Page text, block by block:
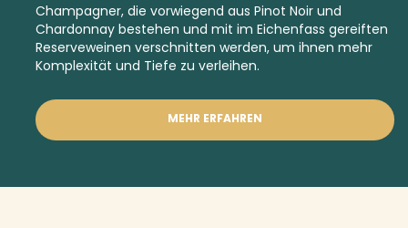
Champagner, die vorwiegend aus Pinot Noir und
Chardonnay bestehen und mit im Eichenfass gereiften
Reserveweinen verschnitten werden, um ihnen mehr
Komplexität und Tiefe zu verleihen.
MEHR ERFAHREN